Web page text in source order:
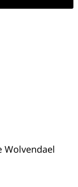
Wolvendael